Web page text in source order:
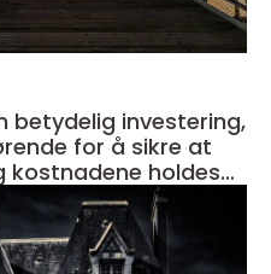
betydelig investering,
for å sikre at
kostnadene holdes